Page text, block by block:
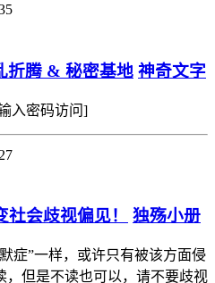
折腾 & 秘密基地 神奇文字
入密码访问]
会歧视偏见！ 独殇小册
症”一样，或许只有被该方面侵
，但是不读也可以，请不要歧视